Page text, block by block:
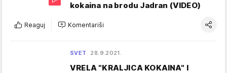
kokaina na brodu Jadran (VIDEO)
Reaguj Komentariši
SVET 28.9.2021.
VRELA "KRALJICA KOKAINA" I